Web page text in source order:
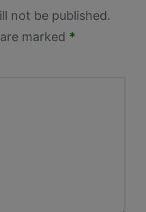
not be published.
marked *